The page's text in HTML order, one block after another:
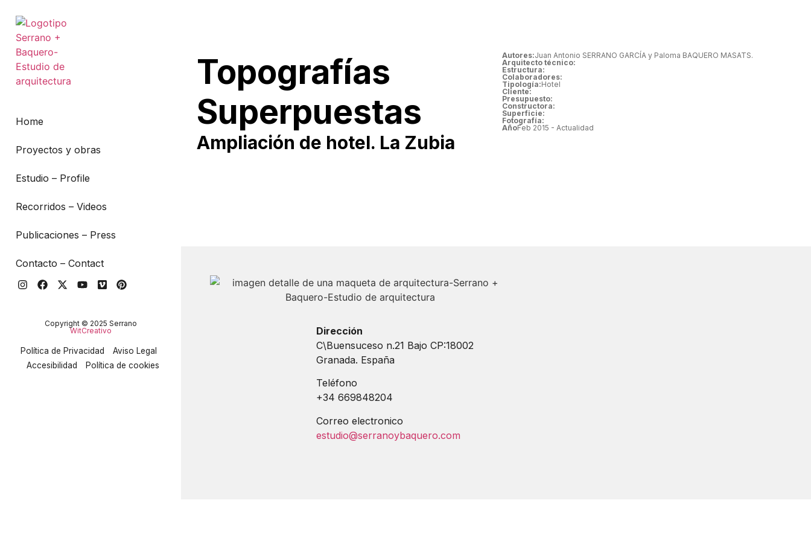
Home
Proyectos y obras
Estudio – Profile
Recorridos – Videos
Publicaciones – Press
Contacto – Contact
Copyright © 2025 Serrano
WitCreativo
Política de Privacidad
Aviso Legal
Accesibilidad
Política de cookies
Topografías
Superpuestas
Ampliación de hotel. La Zubia
Autores:Juan Antonio SERRANO GARCÍA y Paloma BAQUERO MASATS.
Arquitecto técnico:
Estructura:
Colaboradores:
Tipología:Hotel
Cliente:
Presupuesto:
Constructora:
Superficie:
Fotografía:
AñoFeb 2015 - Actualidad
Dirección
C\Buensuceso n.21 Bajo CP:18002
Granada. España
Teléfono
+34 669848204
Correo electronico
estudio@serranoybaquero.com